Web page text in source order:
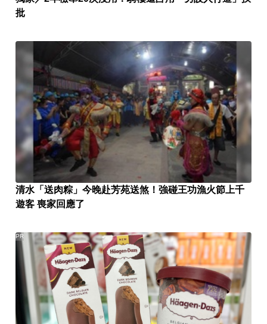
批
清水「送肉粽」今晚赴芳苑送煞！強碰王功漁火節上千
遊客 喪家回應了
PR